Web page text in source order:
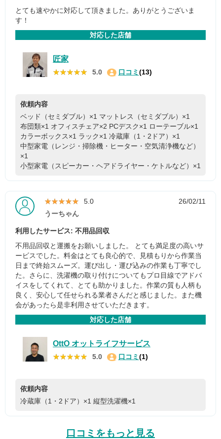
とても速やかに対応して頂きました。ありがとうございま
す！
対応した店舗
匠家
★★★★★
★★★★★ 5.0 口コミ (13)
依頼内容
ベッド（セミダブル）×1 マットレス（セミダブル）×1
布団類×1 オフィスチェア×2 PCデスク×1 ローテーブル×1
カラーボックス×1 ラック×1 冷蔵庫（1・2ドア）×1
中型家電（レンジ・掃除機・ヒーター・空気清浄機など）
×1
小型家電（スピーカー・ヘアドライヤー・ケトルなど）×1
★★★★★
★★★★★ 5.0
26/02/11
うーちゃん
利用したサービス: 不用品回収
不用品回収と運搬をお願いしました。 とても満足度の高いサ
ービスでした。料金はとても良心的で、見積もりから作業当
日まで終始スムーズ。運び出し・運び込みの作業も丁寧でし
た。さらに、洗濯機の取り付けについてもプロ目線でアドバ
イスをしてくれて、とても助かりました。作業の質も人柄も
良く、安心して任せられる業者さんだと感じました。また機
会があったら是非利用させていただきます。
対応した店舗
OttO オットライフサービス
★★★★★
★★★★★ 5.0 口コミ (1)
依頼内容
冷蔵庫（1・2ドア）×1 縦型洗濯機×1
口コミをもっと見る